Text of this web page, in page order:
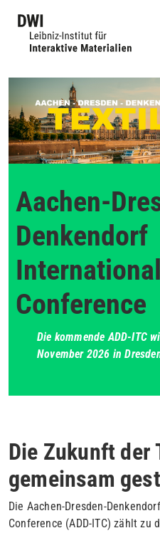
Aachen-
Denkendorf
Conference
Die kommende ADD-ITC
November 2026 in
Die Zukunft der
gemeinsam
Die Aachen-Dresden-
Conference (ADD-ITC) zählt